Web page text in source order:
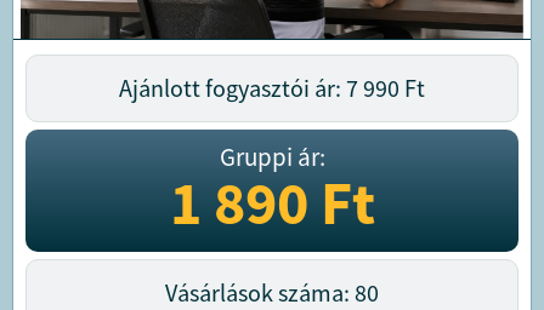
Ajánlott fogyasztói ár: 7 990 Ft
Gruppi ár:
1 890Ft
Vásárlások száma: 80